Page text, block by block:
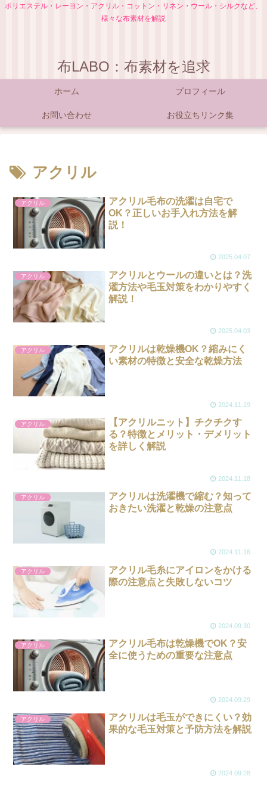
ポリエステル・レーヨン・アクリル・コットン・リネン・ウール・シルクなど、
様々な布素材を解説
布LABO：布素材を追求
ホーム プロフィール
お問い合わせ お役立ちリンク集
アクリル
アクリル
アクリル毛布の洗濯は自宅で
OK？正しいお手入れ方法を解
説！
2025.04.07
アクリル
アクリルとウールの違いとは？洗
濯方法や毛玉対策をわかりやすく
解説！
2025.04.03
アクリル
アクリルは乾燥機OK？縮みにく
い素材の特徴と安全な乾燥方法
2024.11.19
アクリル
【アクリルニット】チクチクす
る？特徴とメリット・デメリット
を詳しく解説
2024.11.18
アクリル
アクリルは洗濯機で縮む？知って
おきたい洗濯と乾燥の注意点
2024.11.16
アクリル
アクリル毛糸にアイロンをかける
際の注意点と失敗しないコツ
2024.09.30
アクリル
アクリル毛布は乾燥機でOK？安
全に使うための重要な注意点
2024.09.29
アクリル
アクリルは毛玉ができにくい？効
果的な毛玉対策と予防方法を解説
2024.09.28